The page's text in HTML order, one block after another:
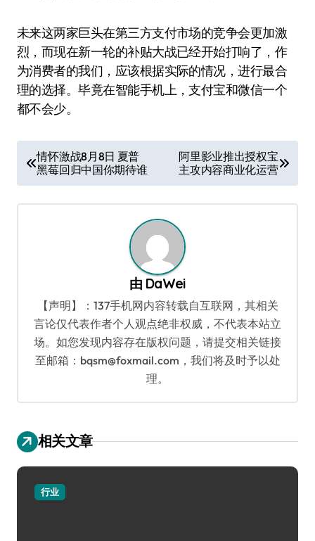
未来这两家巨头在第三方支付市场的竞争会更加激
烈，而现在新一轮的补贴大战已经开始打响了，作
为消费者的我们，应该根据实际的情况，进行最合
理的选择。毕竟在智能手机上，支付宝和微信一个
都不会少。
章
导
情怀激战8月8日 夏普
黑莓回归中国你期待谁
阿里影业推出授权宝
主攻内容商业化运营
由 DaWei
【声明】：137手机网内容转载自互联网，其相关
言论仅代表作者个人观点绝非权威，不代表本站立
场。如您发现内容存在版权问题，请提交相关链接
至邮箱：bqsm@foxmail.com，我们将及时予以处
理。
相关文章
行业